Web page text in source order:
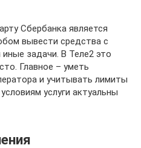
Сбербанка является
вывести средства с
задачи. В Теле2 это
Главное – уметь
и учитывать лимиты
услуги актуальны